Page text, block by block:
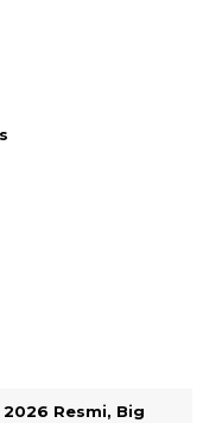
Resmi, Big